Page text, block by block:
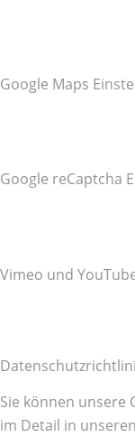
Google Maps
Google reCaptcha
Vimeo und
Sie können unsere
im Detail in